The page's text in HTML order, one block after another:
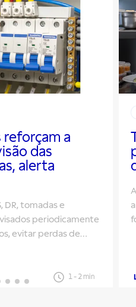
reforçam a
das
alerta
DR, tomadas e
periodicamente
evitar perdas de
1- 2 min